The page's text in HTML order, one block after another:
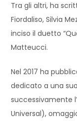
Tra gli altri, ha
Fiordaliso, Silvia
inciso il duetto
Matteucci.
Nel 2017 ha
dedicato a una
successivamente
Universal),